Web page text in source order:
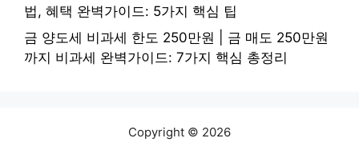
법, 혜택 완벽가이드: 5가지 핵심 팁
금 양도세 비과세 한도 250만원 | 금 매도 250만원
까지 비과세 완벽가이드: 7가지 핵심 총정리
Copyright © 2026